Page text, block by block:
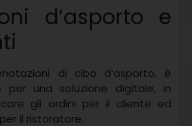
d’asporto e
di cibo d’asporto, è
per una soluzione digitale, in
gli ordini per il cliente ed
il ristoratore.